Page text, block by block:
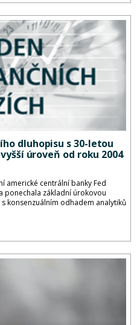
dluhopisu s 30-letou
úroveň od roku 2004
americké centrální banky Fed
ponechala základní úrokovou
konsenzuálním odhadem analytiků